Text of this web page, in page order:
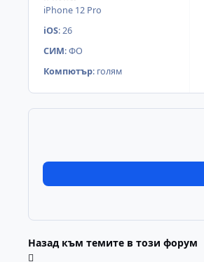
iPhone 12 Pro
iOS:26
СИМ:ФО
Компютър: голям
Назад към темите в този форум